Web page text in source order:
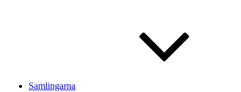
Samlingarna